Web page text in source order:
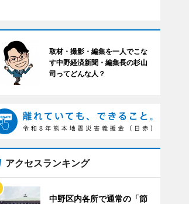
取材・撮影・編集を一人でこな
す中野経済新聞・編集長の杉山
司ってどんな人？
アクセスランキング
中野区内各所で通常の「節